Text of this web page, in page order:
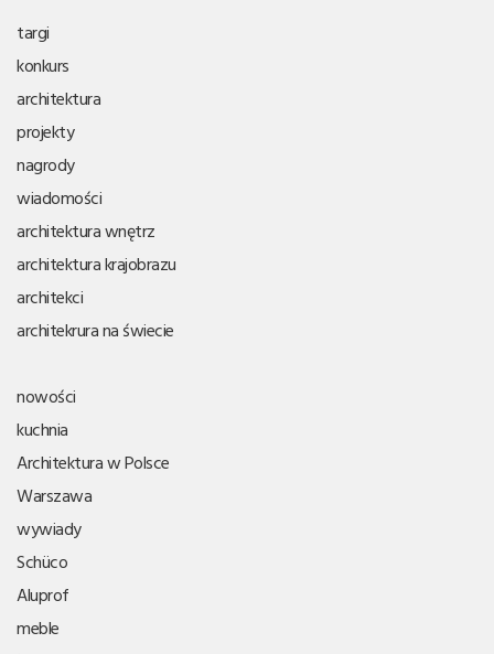
targi
konkurs
architektura
projekty
nagrody
wiadomości
architektura wnętrz
architektura krajobrazu
architekci
architekrura na świecie
nowości
kuchnia
Architektura w Polsce
Warszawa
wywiady
Schüco
Aluprof
meble